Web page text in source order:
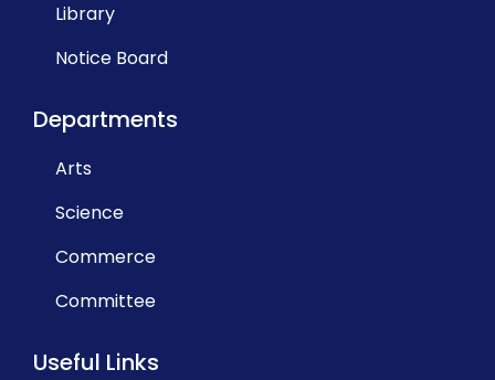
Library
Notice Board
Departments
Arts
Science
Commerce
Committee
Useful Links